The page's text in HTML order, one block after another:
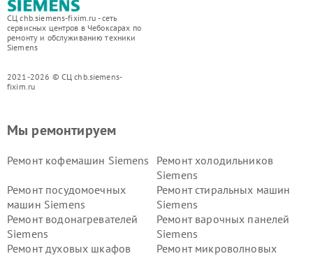
СЦ chb.siemens-fixim.ru - сеть
сервисных центров в Чебоксарах по
ремонту и обслуживанию техники
Siemens
2021-2026 © СЦ chb.siemens-
fixim.ru
Мы ремонтируем
Ремонт кофемашин Siemens
Ремонт холодильников
Siemens
Ремонт посудомоечных
машин Siemens
Ремонт стиральных машин
Siemens
Ремонт водонагревателей
Siemens
Ремонт варочных панелей
Siemens
Ремонт духовых шкафов
Ремонт микроволновых